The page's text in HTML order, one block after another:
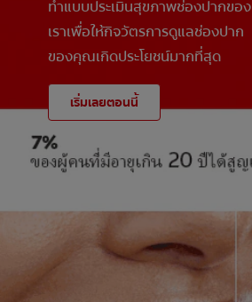
ทำแบบประเมินสุขภาพช่องปากของ
เราเพื่อให้กิจวัตรการดูแลช่องปาก
ของคุณเกิดประโยชน์มากที่สุด
เริ่มเลยตอนนี้